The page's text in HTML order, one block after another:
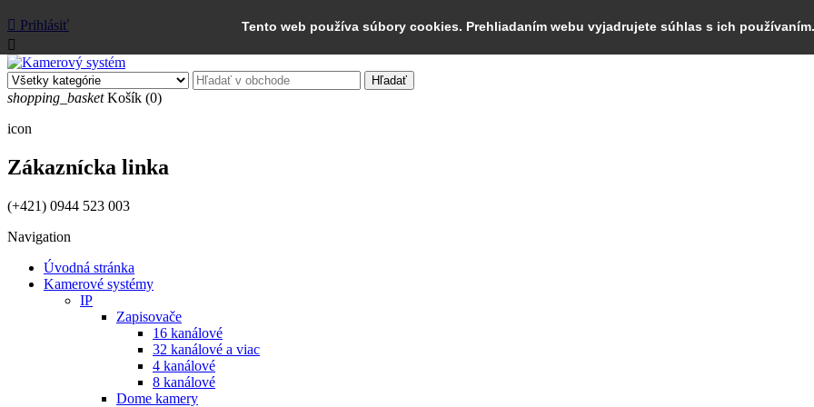
Tento web používa súbory cookies. Prehliadaním webu vyjadrujete súhlas s ich používaním.
 Prihlásiť

Hľadať
shopping_basket Košík (0)
icon
Zákaznícka linka
(+421) 0944 523 003
Navigation
Úvodná stránka
Kamerové systémy
IP
Zapisovače
16 kanálové
32 kanálové a viac
4 kanálové
8 kanálové
Dome kamery